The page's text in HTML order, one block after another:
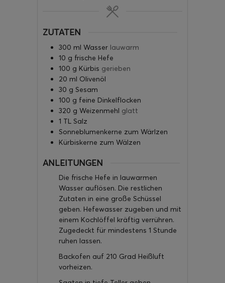
ZUTATEN
300 ml Wasser lauwarm
10 g frische Hefe
100 g Kürbis gerieben
20 ml Olivenöl
30 g Sesam
100 g feine Dinkelflocken
320 g Weizenmehl glatt
1 TL Salz
Sonneblumenkerne zum Wärlzen
Kürbiskerne zum Wälzen
ANLEITUNGEN
Die frische Hefe in lauwarmen
Wasser auflösen. Die restlichen
Zutaten in eine große Schüssel
geben. Hefewasser zugeben und mit
einem Kochlöffel kräftig verrühren.
Zugedeckt für mindestens 1 Stunde
ruhen lassen.
Backofen auf 210 Grad Heißluft
vorheizen.